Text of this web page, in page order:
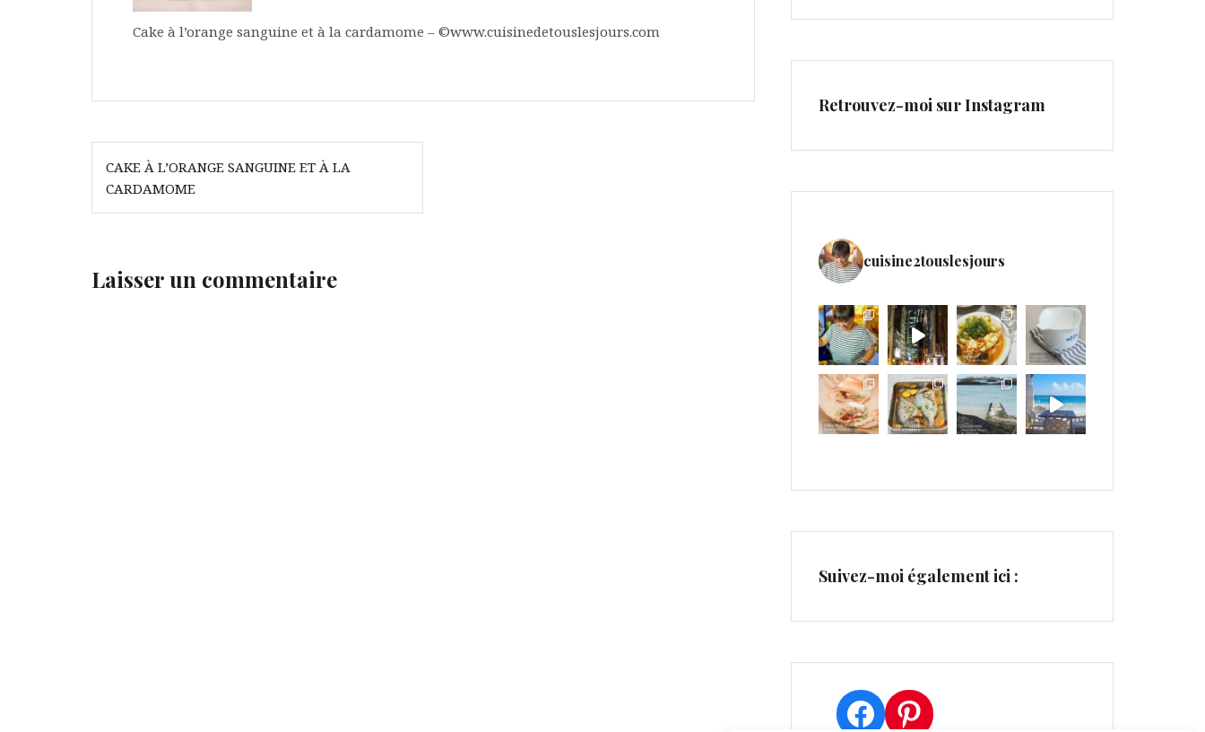
Cake à l’orange sanguine et à la cardamome – ©www.cuisinedetouslesjours.com
Navigation
de
l’article
CAKE À L’ORANGE SANGUINE ET À LA
CARDAMOME
Laisser un commentaire
Retrouvez-moi sur Instagram
cuisine2touslesjours
Suivez-moi également ici :
Facebook
Pinterest